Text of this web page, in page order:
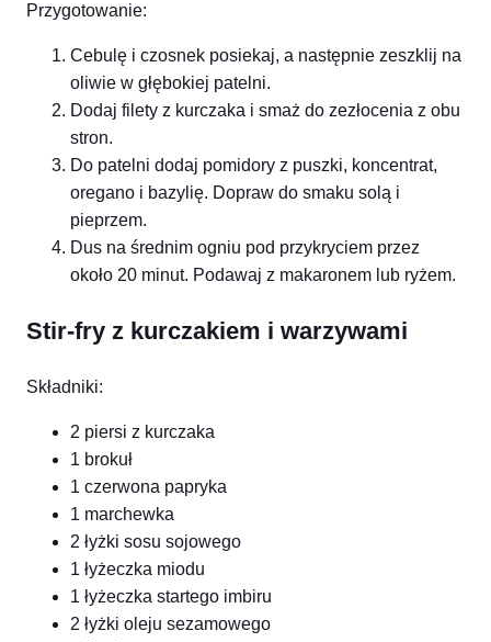
Przygotowanie:
Cebulę i czosnek posiekaj, a następnie zeszklij na
oliwie w głębokiej patelni.
Dodaj filety z kurczaka i smaż do zezłocenia z obu
stron.
Do patelni dodaj pomidory z puszki, koncentrat,
oregano i bazylię. Dopraw do smaku solą i
pieprzem.
Dus na średnim ogniu pod przykryciem przez
około 20 minut. Podawaj z makaronem lub ryżem.
Stir-fry z kurczakiem i warzywami
Składniki:
2 piersi z kurczaka
1 brokuł
1 czerwona papryka
1 marchewka
2 łyżki sosu sojowego
1 łyżeczka miodu
1 łyżeczka startego imbiru
2 łyżki oleju sezamowego